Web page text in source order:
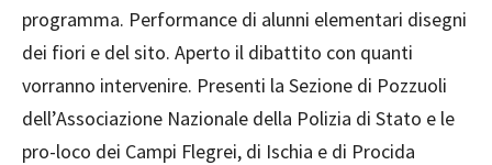
programma. Performance di alunni elementari disegni
dei fiori e del sito. Aperto il dibattito con quanti
vorranno intervenire. Presenti la Sezione di Pozzuoli
dell’Associazione Nazionale della Polizia di Stato e le
pro-loco dei Campi Flegrei, di Ischia e di Procida